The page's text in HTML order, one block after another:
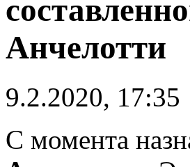
Анчелотти
9.2.2020, 17:35
С момента